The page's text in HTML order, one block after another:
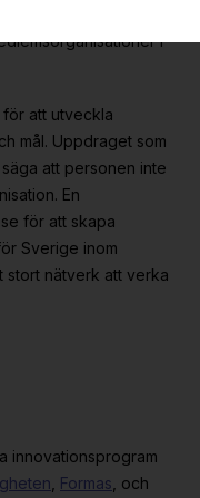
i
för att utveckla
mål. Uppdraget som
att personen inte
En
för att skapa
Sverige inom
stort nätverk att verka
innovationsprogram
Formas , och